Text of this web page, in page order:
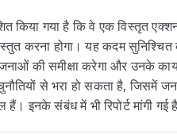
किया गया है कि वे एक विस्तृत
करना होगा। यह कदम सुनिश्चित
की समीक्षा करेगा और उनके
चुनौतियों से भरा हो सकता है,
हैं। इनके संबंध में भी रिपोर्ट मांगी गई